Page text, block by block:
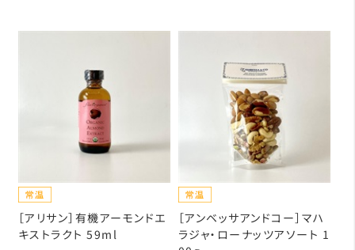
［アリサン］有機アーモンドエ
キストラクト 59ml
［アンベッサアンドコー］マハ
ラジャ・ローナッツアソート 1